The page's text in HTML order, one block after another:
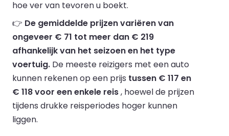
hoe ver van tevoren u boekt.
👉 De gemiddelde prijzen variëren van
ongeveer € 71 tot meer dan € 219
afhankelijk van het seizoen en het type
voertuig. De meeste reizigers met een auto
kunnen rekenen op een prijs tussen € 117 en
€ 118 voor een enkele reis, hoewel de prijzen
tijdens drukke reisperiodes hoger kunnen
liggen.